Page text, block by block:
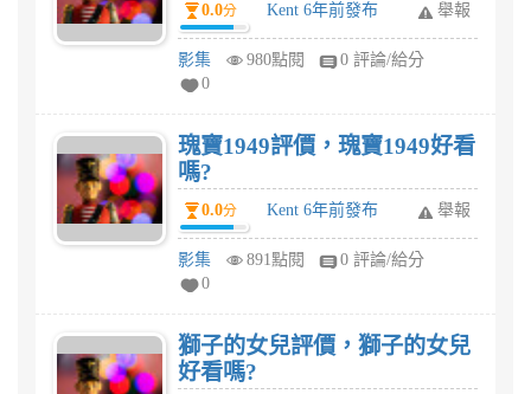
0.0分 Kent 6年前發布 舉報
影集 980點閱
0 評論/給分
0
瑰寶1949評價，瑰寶1949好看
嗎?
0.0分 Kent 6年前發布 舉報
影集 891點閱
0 評論/給分
0
獅子的女兒評價，獅子的女兒
好看嗎?